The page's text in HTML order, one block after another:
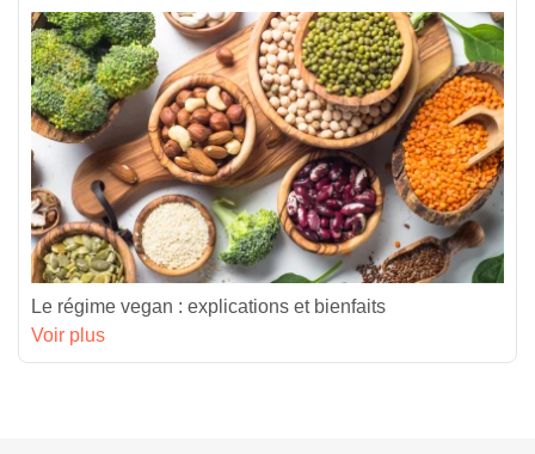
Le régime vegan : explications et bienfaits
Voir plus